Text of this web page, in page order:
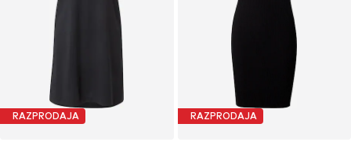
RAZPRODAJA RAZPRODAJA